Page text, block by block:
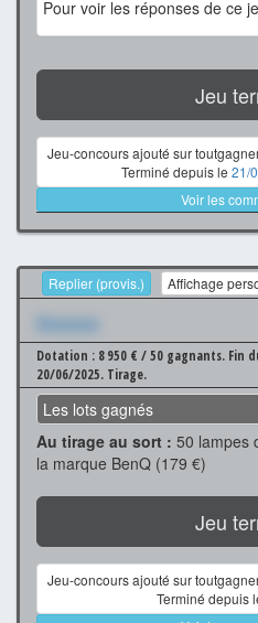
Pour voir les réponses de ce
Jeu
Jeu-concours ajouté sur
Terminé depuis le 21/
Voir les
Replier (provis.) Affichage
Xxxxxxx
Dotation : 8 950 € / 50 gagnants. Fin
20/06/2025. Tirage.
Les lots gagnés
Au tirage au sort : 50 lampes
la marque BenQ (179 €)
Jeu
Jeu-concours ajouté sur
Terminé depuis